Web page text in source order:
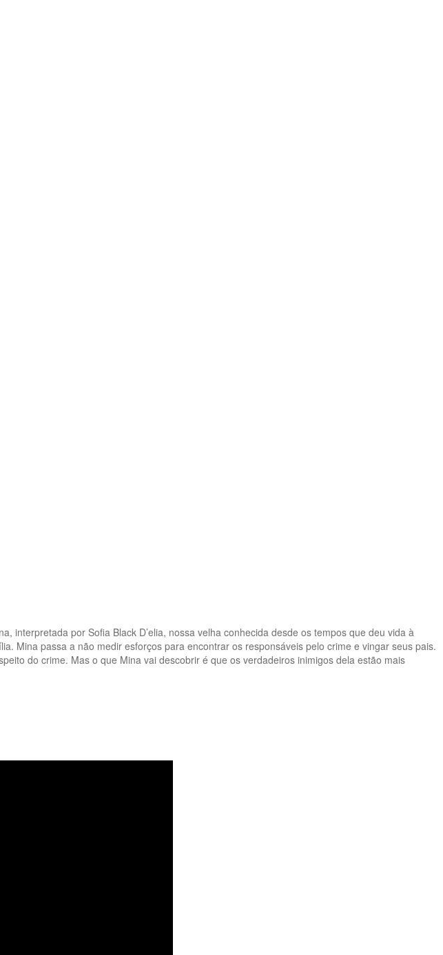
interpretada por Sofia Black D’elia, nossa velha conhecida desde os tempos que deu vida à
Mina passa a não medir esforços para encontrar os responsáveis pelo crime e vingar seus pais.
do crime. Mas o que Mina vai descobrir é que os verdadeiros inimigos dela estão mais